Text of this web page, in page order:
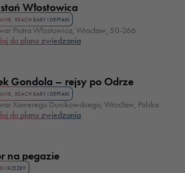
Włostowica
BEACH BARY I DEPTAKI
Piotra Włostowica, Wrocław, 50-266
do planu zwiedzania
Gondola – rejsy po Odrze
BEACH BARY I DEPTAKI
Xawerego Dunikowskiego, Wrocław, Polska
do planu zwiedzania
na pegazie
I RZEŹBY